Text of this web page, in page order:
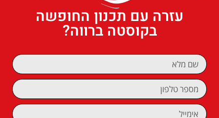
עזרה עם תכנון החופשה
בקוסטה ברווה?